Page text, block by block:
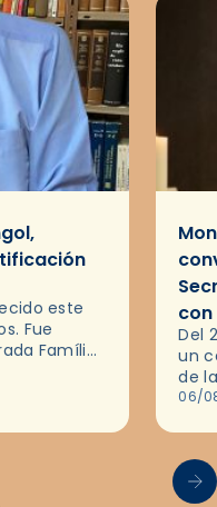
este
Fue
Família
Del
un
de
en
06/